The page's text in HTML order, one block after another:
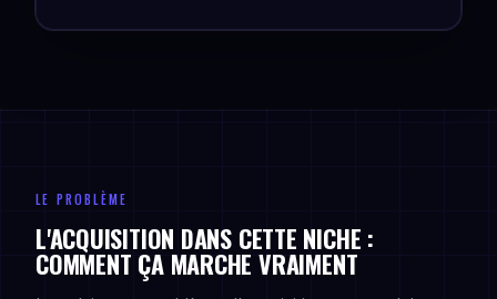
LE PROBLÈME
L'ACQUISITION DANS CETTE NICHE :
COMMENT ÇA MARCHE VRAIMENT